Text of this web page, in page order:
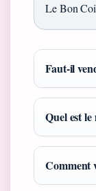
Le Bon
Faut-il
Quel est
Comment